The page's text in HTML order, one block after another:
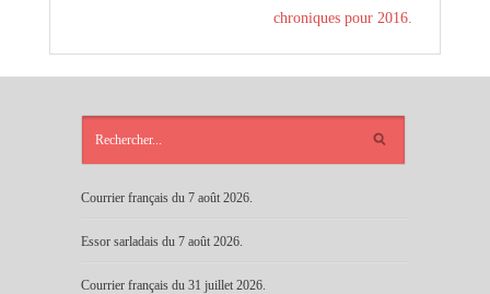
chroniques pour 2016.
Courrier français du 7 août 2026.
Essor sarladais du 7 août 2026.
Courrier français du 31 juillet 2026.